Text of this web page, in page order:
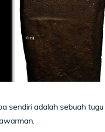
sendiri adalah sebuah